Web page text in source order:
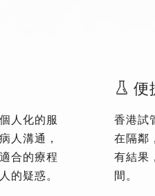
人化的服
人溝通，
合的療程
的疑惑。
便
香港試
在隔鄰
有結果
間。